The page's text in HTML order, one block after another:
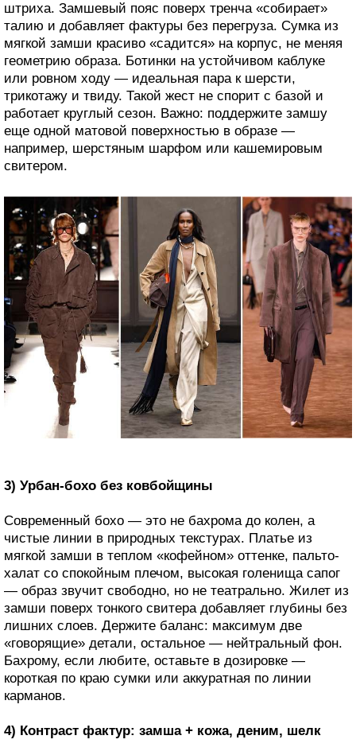
штриха. Замшевый пояс поверх тренча «собирает»
талию и добавляет фактуры без перегруза. Сумка из
мягкой замши красиво «садится» на корпус, не меняя
геометрию образа. Ботинки на устойчивом каблуке
или ровном ходу — идеальная пара к шерсти,
трикотажу и твиду. Такой жест не спорит с базой и
работает круглый сезон. Важно: поддержите замшу
еще одной матовой поверхностью в образе —
например, шерстяным шарфом или кашемировым
свитером.
3) Урбан-бохо без ковбойщины
Современный бохо — это не бахрома до колен, а
чистые линии в природных текстурах. Платье из
мягкой замши в теплом «кофейном» оттенке, пальто-
халат со спокойным плечом, высокая голенища сапог
— образ звучит свободно, но не театрально. Жилет из
замши поверх тонкого свитера добавляет глубины без
лишних слоев. Держите баланс: максимум две
«говорящие» детали, остальное — нейтральный фон.
Бахрому, если любите, оставьте в дозировке —
короткая по краю сумки или аккуратная по линии
карманов.
4) Контраст фактур: замша + кожа, деним, шелк